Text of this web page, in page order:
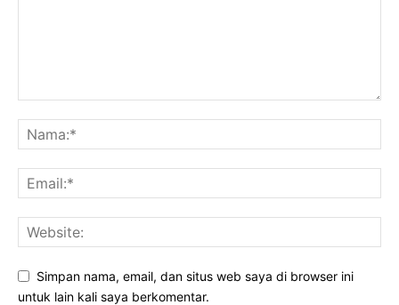
Simpan nama, email, dan situs web saya di browser ini
untuk lain kali saya berkomentar.